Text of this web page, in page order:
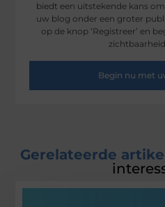
biedt een uitstekende kans
uw blog onder een groter
op de knop ‘Registreer’ en
Begin nu met
Gerelateerde